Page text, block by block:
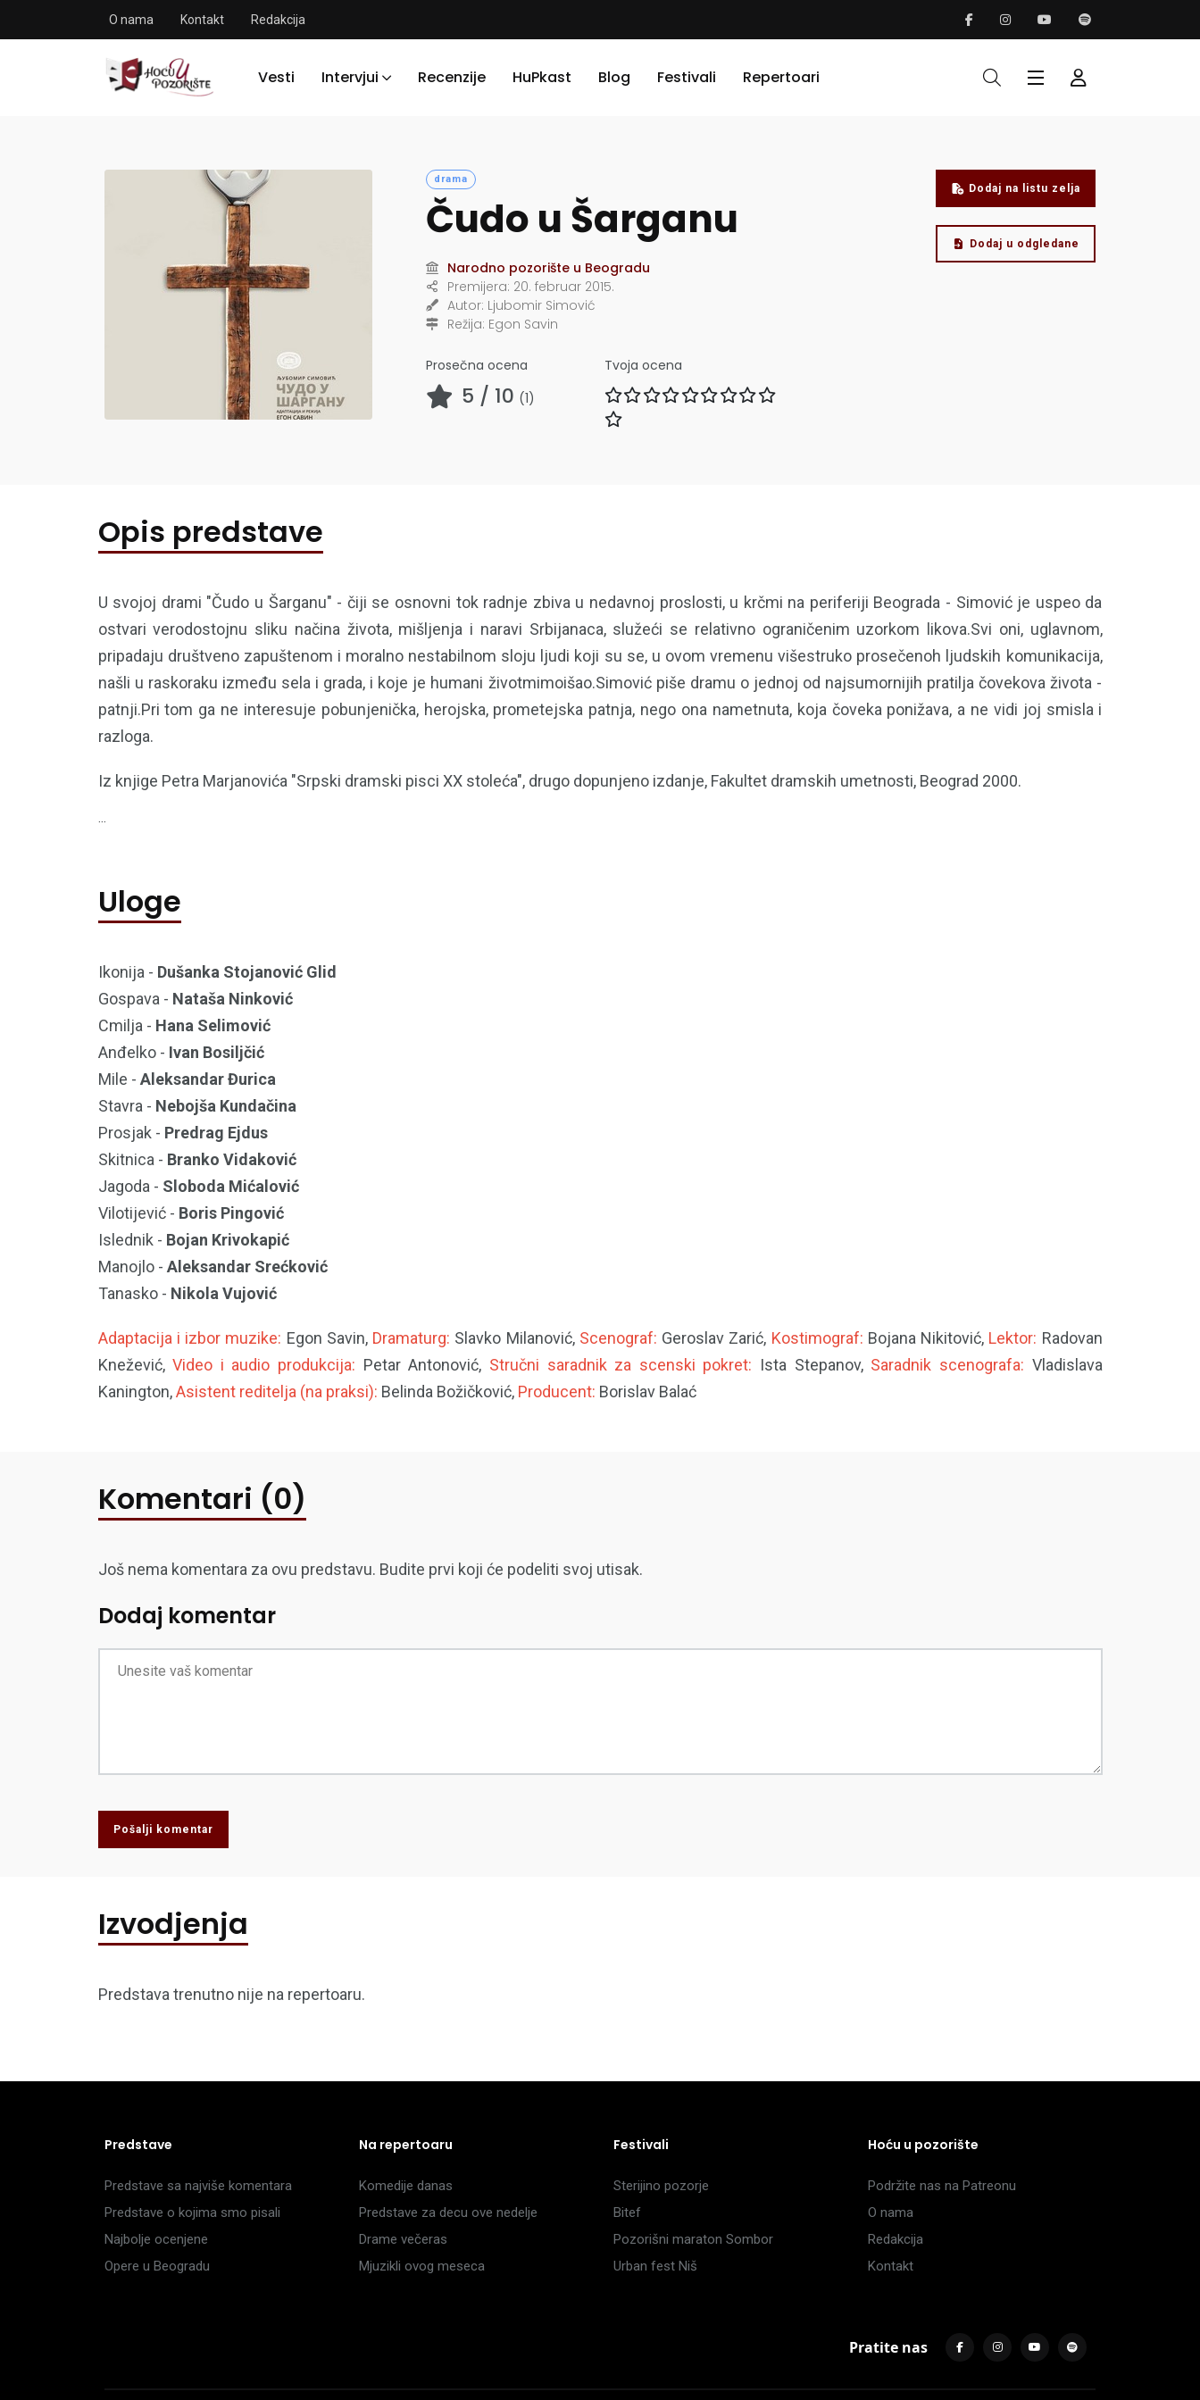
O nama Kontakt Redakcija
Vesti Intervjui Recenzije HuPkast Blog Festivali Repertoari
drama
Čudo u Šarganu
Narodno pozorište u Beogradu
Premijera: 20. februar 2015.
Autor: Ljubomir Simović
Režija: Egon Savin
Prosečna ocena
5 / 10 (1)
Tvoja ocena
Dodaj na listu zelja
Dodaj u odgledane
Opis predstave
U svojoj drami "Čudo u Šarganu" - čiji se osnovni tok radnje zbiva u nedavnoj proslosti, u krčmi na periferiji Beograda - Simović je uspeo da
ostvari verodostojnu sliku načina života, mišljenja i naravi Srbijanaca, služeći se relativno ograničenim uzorkom likova.Svi oni, uglavnom,
pripadaju društveno zapuštenom i moralno nestabilnom sloju ljudi koji su se, u ovom vremenu višestruko prosečenoh ljudskih komunikacija,
našli u raskoraku između sela i grada, i koje je humani životmimoišao.Simović piše dramu o jednoj od najsumornijih pratilja čovekova života -
patnji.Pri tom ga ne interesuje pobunjenička, herojska, prometejska patnja, nego ona nametnuta, koja čoveka ponižava, a ne vidi joj smisla i
razloga.
Iz knjige Petra Marjanovića "Srpski dramski pisci XX stoleća", drugo dopunjeno izdanje, Fakultet dramskih umetnosti, Beograd 2000.
...
Uloge
Ikonija - Dušanka Stojanović Glid
Gospava - Nataša Ninković
Cmilja - Hana Selimović
Anđelko - Ivan Bosiljčić
Mile - Aleksandar Đurica
Stavra - Nebojša Kundačina
Prosjak - Predrag Ejdus
Skitnica - Branko Vidaković
Jagoda - Sloboda Mićalović
Vilotijević - Boris Pingović
Islednik - Bojan Krivokapić
Manojlo - Aleksandar Srećković
Tanasko - Nikola Vujović
Adaptacija i izbor muzike: Egon Savin, Dramaturg: Slavko Milanović, Scenograf: Geroslav Zarić, Kostimograf: Bojana Nikitović, Lektor: Radovan
Knežević,Video i audio produkcija: Petar Antonović, Stručni saradnik za scenski pokret: Ista Stepanov, Saradnik scenografa: Vladislava
Kanington,Asistent reditelja (na praksi): Belinda Božičković, Producent: Borislav Balać
Komentari (0)
Još nema komentara za ovu predstavu. Budite prvi koji će podeliti svoj utisak.
Dodaj komentar
Pošalji komentar
Izvodjenja
Predstava trenutno nije na repertoaru.
Predstave
Predstave sa najviše komentara
Predstave o kojima smo pisali
Najbolje ocenjene
Opere u Beogradu
Na repertoaru
Komedije danas
Predstave za decu ove nedelje
Drame večeras
Mjuzikli ovog meseca
Festivali
Sterijino pozorje
Bitef
Pozorišni maraton Sombor
Urban fest Niš
Hoću u pozorište
Podržite nas na Patreonu
O nama
Redakcija
Kontakt
Pratite nas